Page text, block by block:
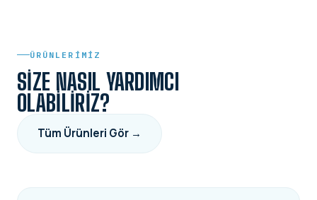
ÜRÜNLERIMIZ
SIZE NASIL YARDIMCI
OLABILIRIZ?
Tüm Ürünleri Gör →